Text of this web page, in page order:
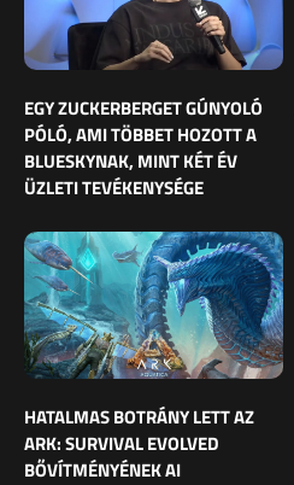
EGY ZUCKERBERGET GÚNYOLÓ
PÓLÓ, AMI TÖBBET HOZOTT A
BLUESKYNAK, MINT KÉT ÉV
ÜZLETI TEVÉKENYSÉGE
HATALMAS BOTRÁNY LETT AZ
ARK: SURVIVAL EVOLVED
BŐVÍTMÉNYÉNEK AI